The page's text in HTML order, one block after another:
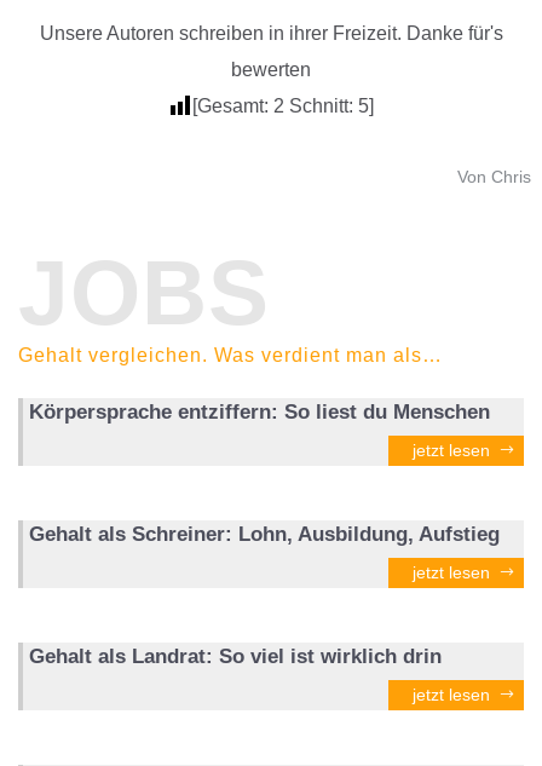
Unsere Autoren schreiben in ihrer Freizeit. Danke für's
bewerten
[Gesamt: 2 Schnitt: 5]
Von Chris
JOBS
Gehalt vergleichen. Was verdient man als…
Körpersprache entziffern: So liest du Menschen
jetzt lesen
Gehalt als Schreiner: Lohn, Ausbildung, Aufstieg
jetzt lesen
Gehalt als Landrat: So viel ist wirklich drin
jetzt lesen